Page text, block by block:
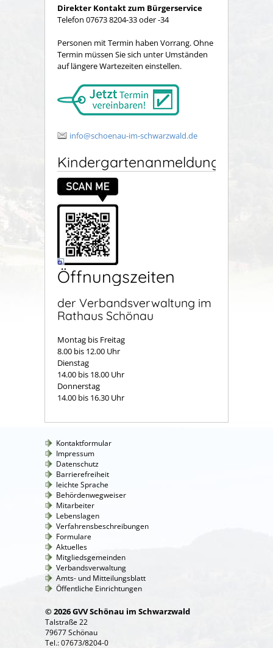
Direkter Kontakt zum Bürgerservice
Telefon 07673 8204-33 oder -34
Personen mit Termin haben Vorrang. Ohne
Termin müssen Sie sich unter Umständen
auf längere Wartezeiten einstellen.
info@schoenau-im-schwarzwald.de
Kindergartenanmeldung
Öffnungszeiten
der Verbandsverwaltung im
Rathaus Schönau
Montag bis Freitag
8.00 bis 12.00 Uhr
Dienstag
14.00 bis 18.00 Uhr
Donnerstag
14.00 bis 16.30 Uhr
Kontaktformular
Impressum
Datenschutz
Barrierefreiheit
leichte Sprache
Behördenwegweiser
Mitarbeiter
Lebenslagen
Verfahrensbeschreibungen
Formulare
Aktuelles
Mitgliedsgemeinden
Verbandsverwaltung
Amts- und Mitteilungsblatt
Öffentliche Einrichtungen
© 2026 GVV Schönau im Schwarzwald
Talstraße 22
79677 Schönau
Tel.: 07673/8204-0